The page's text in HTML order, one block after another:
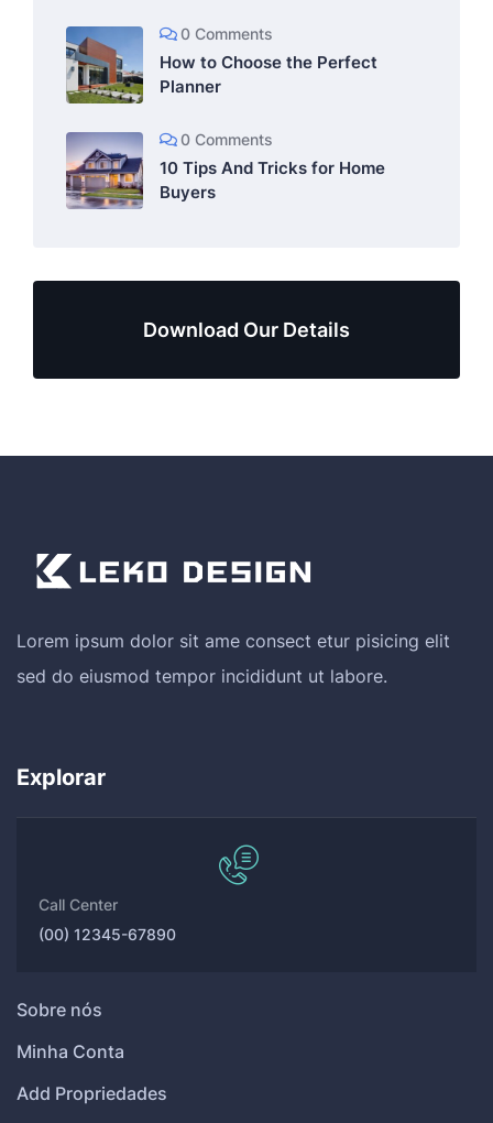
0 Comments
How to Choose the Perfect
Planner
0 Comments
10 Tips And Tricks for Home
Buyers
Download Our Details
Lorem ipsum dolor sit ame consect etur pisicing elit
sed do eiusmod tempor incididunt ut labore.
Explorar
Call Center
(00) 12345-67890
Sobre nós
Minha Conta
Add Propriedades